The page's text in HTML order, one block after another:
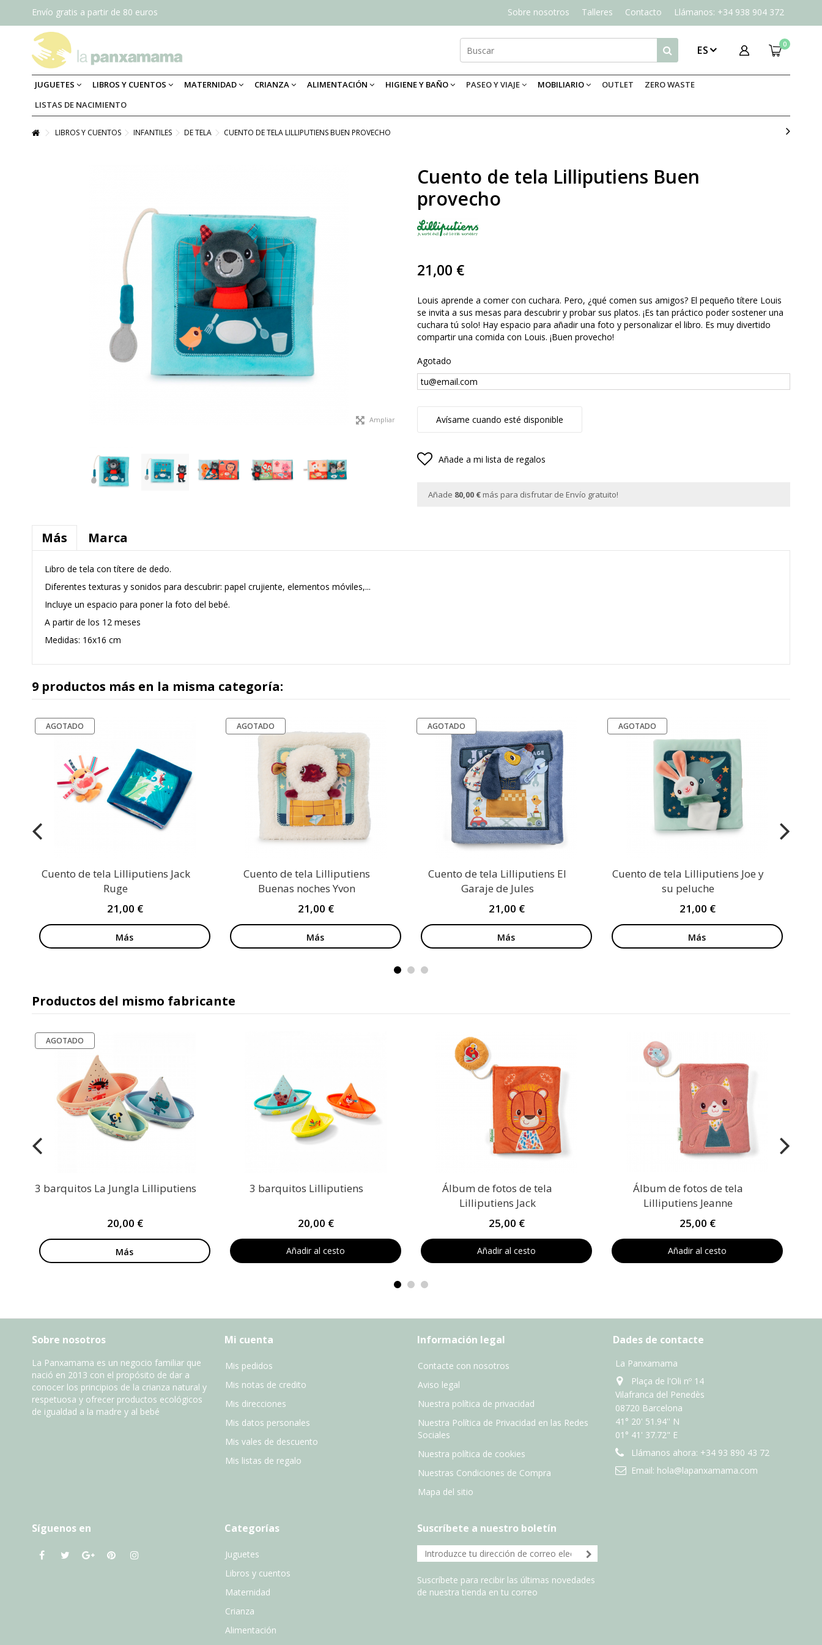
Sobre nosotros Talleres Contacto Llámanos: +34 938 904 372
Envío gratis a partir de 80 euros
0
ES
JUGUETES LIBROS Y CUENTOS MATERNIDAD CRIANZA ALIMENTACIÓN HIGIENE Y BAÑO PASEO Y VIAJE MOBILIARIO OUTLET
ZERO WASTE
LISTAS DE NACIMIENTO
LIBROS Y CUENTOS INFANTILES DE TELA CUENTO DE TELA LILLIPUTIENS BUEN PROVECHO
Ampliar
Cuento de tela Lilliputiens Buen
provecho
21,00 €
Louis aprende a comer con cuchara. Pero, ¿qué comen sus amigos? El pequeño títere Louis
se invita a sus mesas para descubrir y probar sus platos. ¡Es tan práctico poder sostener una
cuchara tú solo! Hay espacio para añadir una foto y personalizar el libro. Es muy divertido
compartir una comida con Louis. ¡Buen provecho!
Agotado
Avísame cuando esté disponible
Añade a mi lista de regalos
Añade 80,00 € más para disfrutar de Envío gratuito!
Más Marca
Libro de tela con títere de dedo.
Diferentes texturas y sonidos para descubrir: papel crujiente, elementos móviles,...
Incluye un espacio para poner la foto del bebé.
A partir de los 12 meses
Medidas: 16x16 cm
9 productos más en la misma categoría:
AGOTADO
Cuento de tela Lilliputiens Jack
Ruge
21,00 €
Más
AGOTADO
Cuento de tela Lilliputiens
Buenas noches Yvon
21,00 €
Más
AGOTADO
Cuento de tela Lilliputiens El
Garaje de Jules
21,00 €
Más
AGOTADO
Cuento de tela Lilliputiens Joe y
su peluche
21,00 €
Más
Productos del mismo fabricante
AGOTADO
3 barquitos La Jungla Lilliputiens
20,00 €
Más
3 barquitos Lilliputiens
20,00 €
Añadir al cesto
Álbum de fotos de tela
Lilliputiens Jack
25,00 €
Añadir al cesto
Álbum de fotos de tela
Lilliputiens Jeanne
25,00 €
Añadir al cesto
Sobre nosotros
La Panxamama es un negocio familiar que
nació en 2013 con el propósito de dar a
conocer los principios de la crianza natural y
respetuosa y ofrecer productos ecológicos
de igualdad a la madre y al bebé
Mi cuenta
Mis pedidos
Mis notas de credito
Mis direcciones
Mis datos personales
Mis vales de descuento
Mis listas de regalo
Información legal
Contacte con nosotros
Aviso legal
Nuestra política de privacidad
Nuestra Política de Privacidad en las Redes
Sociales
Nuestra política de cookies
Nuestras Condiciones de Compra
Mapa del sitio
Dades de contacte
La Panxamama
Plaça de l'Oli nº 14
Vilafranca del Penedès
08720 Barcelona
41° 20' 51.94'' N
01° 41' 37.72" E
Llámanos ahora: +34 93 890 43 72
Email: hola@lapanxamama.com
Síguenos en Categorías
Juguetes
Libros y cuentos
Maternidad
Crianza
Alimentación
Suscríbete a nuestro boletín
Suscríbete para recibir las últimas novedades
de nuestra tienda en tu correo